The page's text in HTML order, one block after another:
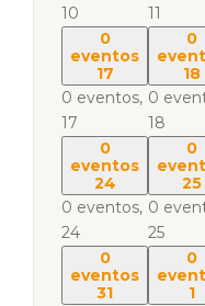
10
11
0
eventos
17
0 eventos,
17
0
18
0
18
0
eventos
24
0 eventos,
24
0
25
0
25
0
eventos
31
0
1